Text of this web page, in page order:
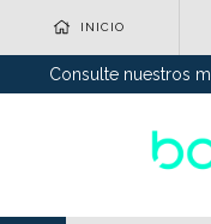
INICIO
Consulte nuestros